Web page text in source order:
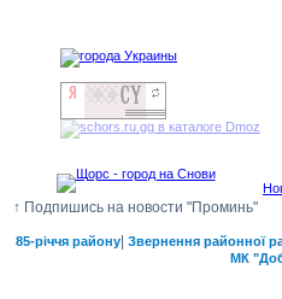
↑ Подпишись на новости "Проминь"
85-річчя району| Звернення районної
МК